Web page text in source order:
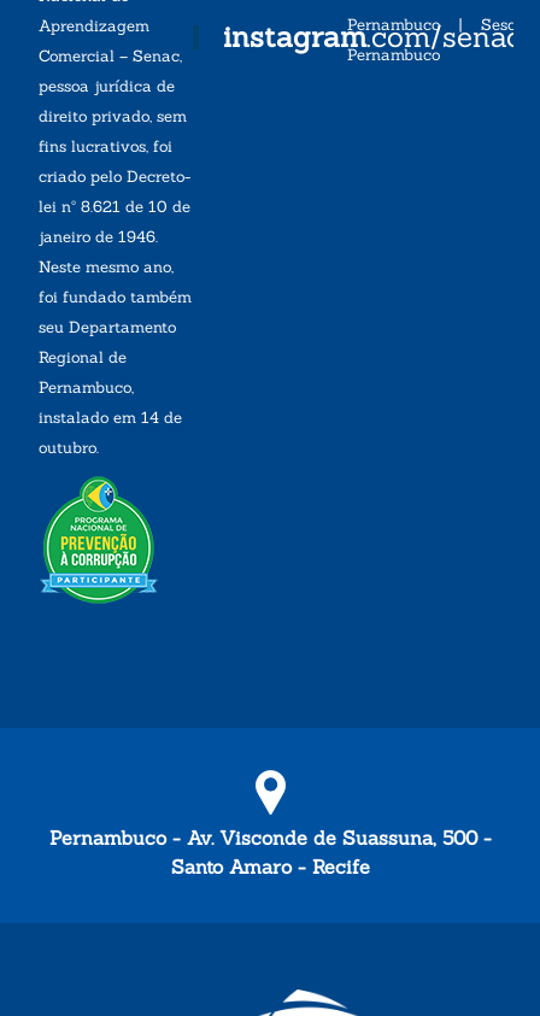
Aprendizagem
Comercial – Senac,
pessoa jurídica de
direito privado, sem
fins lucrativos, foi
criado pelo Decreto-
lei nº 8.621 de 10 de
janeiro de 1946.
Neste mesmo ano,
foi fundado também
seu Departamento
Regional de
Pernambuco,
instalado em 14 de
outubro.
instagram.com/
Pernambuco| Sesc
Pernambuco
Pernambuco - Av. Visconde de Suassuna, 500 -
Santo Amaro - Recife